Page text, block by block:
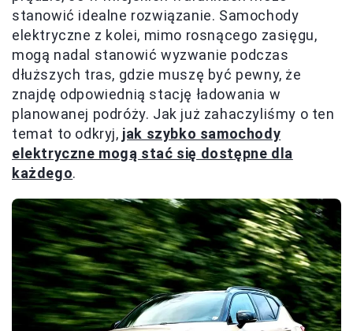
stanowić idealne rozwiązanie. Samochody
elektryczne z kolei, mimo rosnącego zasięgu,
mogą nadal stanowić wyzwanie podczas
dłuższych tras, gdzie muszę być pewny, że
znajdę odpowiednią stację ładowania w
planowanej podróży. Jak już zahaczyliśmy o ten
temat to odkryj, jak szybko samochody
elektryczne mogą stać się dostępne dla
każdego.